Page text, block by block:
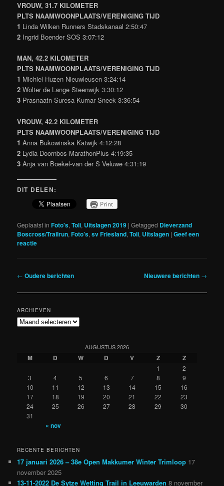
VROUW, 31.7 KILOMETER
PLTS NAAMWOONPLAATS/VERENIGING TIJD
1 Linda Wilken Runners Stadskanaal 2:50:47
2 Ingrid Boender SOS 3:07:12
MAN, 42.2 KILOMETER
PLTS NAAMWOONPLAATS/VERENIGING TIJD
1 Michiel Huzen Nieuwleusen 3:24:14
2 Wolter de Lange Steenwijk 3:30:12
3 Prasnaatn Suresa Kumar Sneek 3:36:54
VROUW, 42.2 KILOMETER
PLTS NAAMWOONPLAATS/VERENIGING TIJD
1 Anna Bukowinska Katwijk 4:12:28
2 Lydia Doornbos MarathonPlus 4:19:35
3 Anja van Boekel-van der S Veluwe 4:31:19
DIT DELEN:
Print
Geplaatst in Foto's,Toli, Uitslagen 2019 |Getagged Dieverzand
Boscross/Trailrun,Foto’s,sv Friesland,Toli, Uitslagen |Geef een
reactie
Berichtnavigatie
← Oudere berichten Nieuwere berichten →
ARCHIEVEN
Archieven
AUGUSTUS 2026
M D W D V Z Z
1
2
3
4 5 6 7 8
9
10
11 12 13 14 15
16
17
18 19 20 21 22
23
24
25 26 27 28 29
30
31
« nov
RECENTE BERICHTEN
17 januari 2026 – 38e Open Makkumer Winter Trimloop 17
november 2025
13-11-2022 De Sytze Wetting Trail in Leeuwarden 8 november